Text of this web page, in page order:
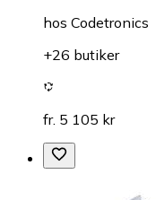
hos Codetronics
+26 butiker
fr. 5 105 kr